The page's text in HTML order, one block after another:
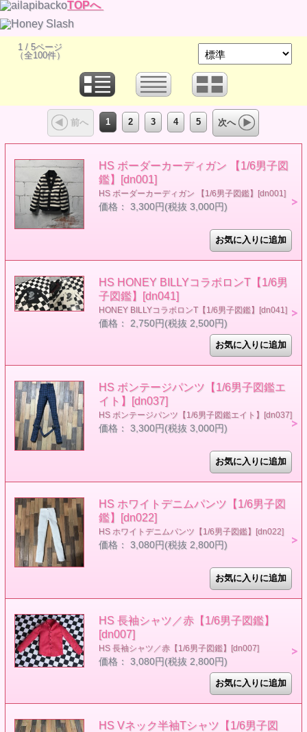
TOPへ
1 / 5ページ
（全100件）
前へ 1 2 3 4 5 次へ
HS ボーダーカーディガン 【1/6男子図
鑑】[dn001]
HS ボーダーカーディガン 【1/6男子図鑑】[dn001]
価格： 3,300円(税抜 3,000円)
HS HONEY BILLYコラボロンT【1/6男
子図鑑】[dn041]
HONEY BILLYコラボロンT【1/6男子図鑑】[dn041]
価格： 2,750円(税抜 2,500円)
HS ボンテージパンツ【1/6男子図鑑エ
イト】[dn037]
HS ボンテージパンツ【1/6男子図鑑エイト】[dn037]
価格： 3,300円(税抜 3,000円)
HS ホワイトデニムパンツ【1/6男子図
鑑】[dn022]
HS ホワイトデニムパンツ【1/6男子図鑑】[dn022]
価格： 3,080円(税抜 2,800円)
HS 長袖シャツ／赤【1/6男子図鑑】
[dn007]
HS 長袖シャツ／赤【1/6男子図鑑】[dn007]
価格： 3,080円(税抜 2,800円)
HS Vネック半袖Tシャツ【1/6男子図